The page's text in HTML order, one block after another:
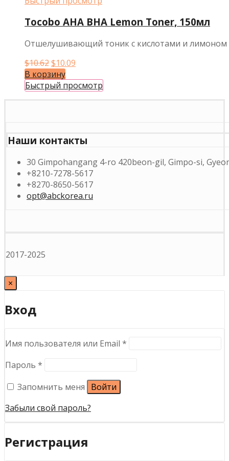
Tocobo AHA BHA Lemon Toner, 150мл
Отшелушивающий тоник с кислотами и лимоном
$10.62Первоначальная
цена
составляла
$10.09
$10.09.
В корзину
Быстрый просмотр
Наши контакты
30 Gimpohangang 4-ro 420beon-gil, Gimpo-si,
+8210-7278-5617
+8270-8650-5617
opt@abckorea.ru
2017-2025
×
Вход
Имя пользователя или Email *
Пароль *
Запомнить меня
Войти
Забыли свой пароль?
Регистрация